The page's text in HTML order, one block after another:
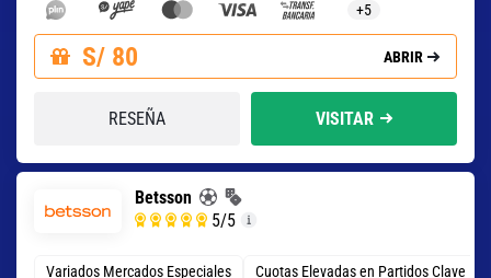
+5
S/ 80 ABRIR
RESEÑA VISITAR
Betsson
5/5
Variados Mercados Especiales Cuotas Elevadas en Partidos Clave